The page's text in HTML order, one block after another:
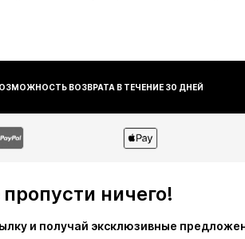
ВОЗВРАТА В ТЕЧЕНИЕ 30 ДНЕЙ
ничего!
и получай эксклюзивные